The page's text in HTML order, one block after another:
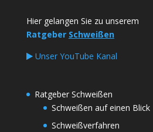
Hier gelangen Sie zu unserem
Ratgeber Schweißen
Unser YouTube Kanal
Ratgeber Schweißen
Schweißen auf einen Blick
Schweißverfahren